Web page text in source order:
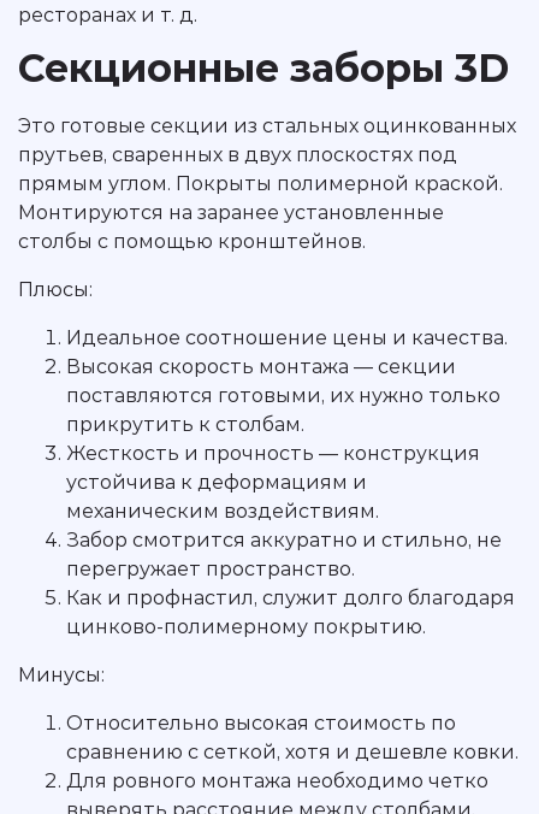
ресторанах и т. д.
Секционные заборы 3D
Это готовые секции из стальных оцинкованных
прутьев, сваренных в двух плоскостях под
прямым углом. Покрыты полимерной краской.
Монтируются на заранее установленные
столбы с помощью кронштейнов.
Плюсы:
Идеальное соотношение цены и качества.
Высокая скорость монтажа — секции
поставляются готовыми, их нужно только
прикрутить к столбам.
Жесткость и прочность — конструкция
устойчива к деформациям и
механическим воздействиям.
Забор смотрится аккуратно и стильно, не
перегружает пространство.
Как и профнастил, служит долго благодаря
цинково-полимерному покрытию.
Минусы:
Относительно высокая стоимость по
сравнению с сеткой, хотя и дешевле ковки.
Для ровного монтажа необходимо четко